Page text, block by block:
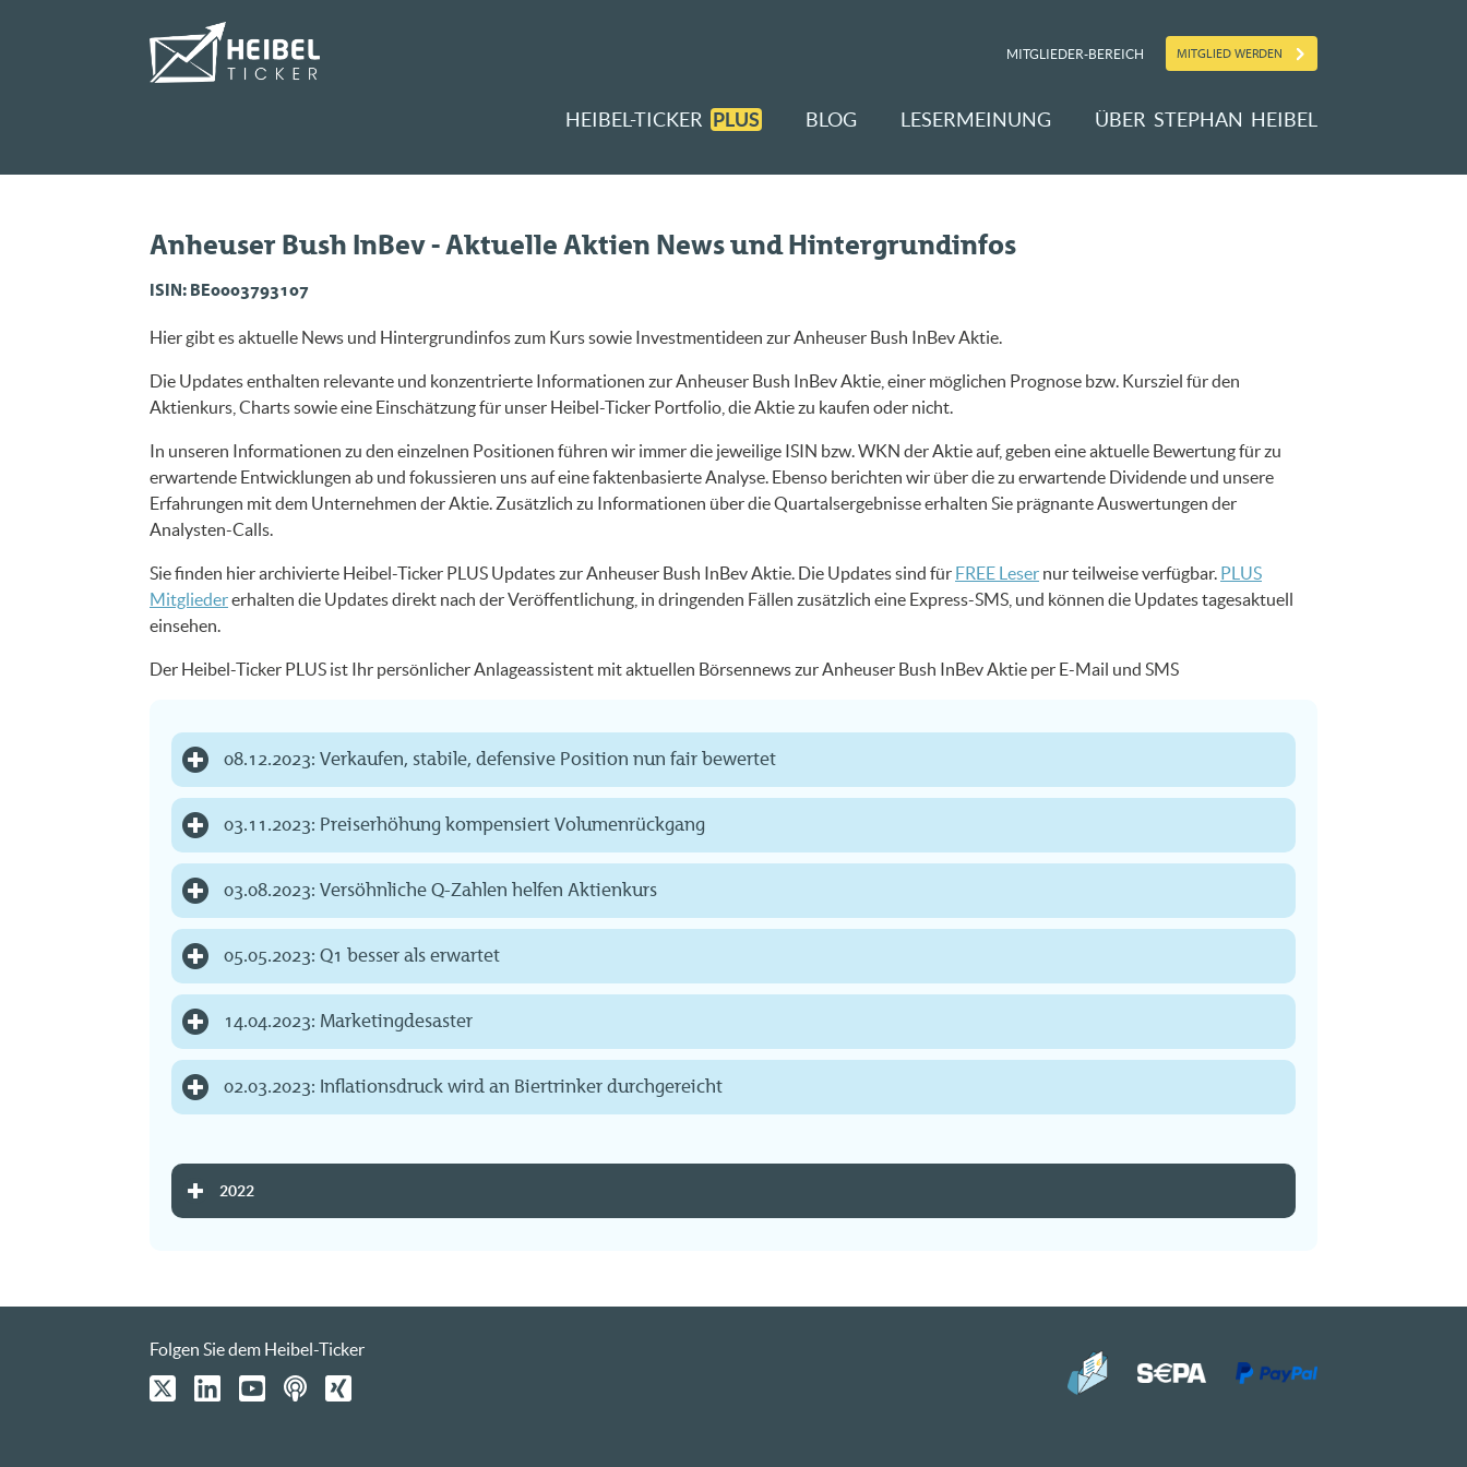
MITGLIEDER-BEREICH MITGLIED WERDEN
HEIBEL-TICKER PLUS BLOG LESERMEINUNG ÜBER STEPHAN HEIBEL
Anheuser Bush InBev - Aktuelle Aktien News und Hintergrundinfos
ISIN: BE0003793107
Hier gibt es aktuelle News und Hintergrundinfos zum Kurs sowie Investmentideen zur Anheuser Bush InBev Aktie.
Die Updates enthalten relevante und konzentrierte Informationen zur Anheuser Bush InBev Aktie, einer möglichen Prognose bzw. Kursziel für den
Aktienkurs, Charts sowie eine Einschätzung für unser Heibel-Ticker Portfolio, die Aktie zu kaufen oder nicht.
In unseren Informationen zu den einzelnen Positionen führen wir immer die jeweilige ISIN bzw. WKN der Aktie auf, geben eine aktuelle Bewertung für zu
erwartende Entwicklungen ab und fokussieren uns auf eine faktenbasierte Analyse. Ebenso berichten wir über die zu erwartende Dividende und unsere
Erfahrungen mit dem Unternehmen der Aktie. Zusätzlich zu Informationen über die Quartalsergebnisse erhalten Sie prägnante Auswertungen der
Analysten-Calls.
Sie finden hier archivierte Heibel-Ticker PLUS Updates zur Anheuser Bush InBev Aktie. Die Updates sind für FREE Leser nur teilweise verfügbar. PLUS
Mitgliedererhalten die Updates direkt nach der Veröffentlichung, in dringenden Fällen zusätzlich eine Express-SMS, und können die Updates tagesaktuell
einsehen.
Der Heibel-Ticker PLUS ist Ihr persönlicher Anlageassistent mit aktuellen Börsennews zur Anheuser Bush InBev Aktie per E-Mail und SMS
08.12.2023: Verkaufen, stabile, defensive Position nun fair bewertet
03.11.2023: Preiserhöhung kompensiert Volumenrückgang
03.08.2023: Versöhnliche Q-Zahlen helfen Aktienkurs
05.05.2023: Q1 besser als erwartet
14.04.2023: Marketingdesaster
02.03.2023: Inflationsdruck wird an Biertrinker durchgereicht
2022
Folgen Sie dem Heibel-Ticker